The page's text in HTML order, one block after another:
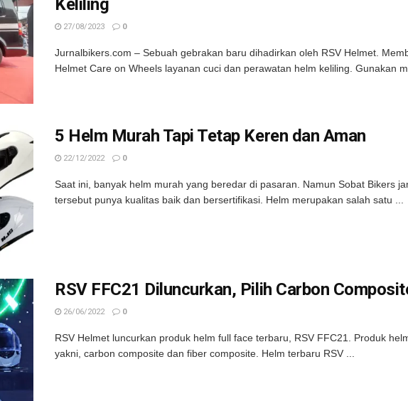
Keliling
27/08/2023 0
Jurnalbikers.com – Sebuah gebrakan baru dihadirkan oleh RSV Helmet.
Helmet Care on Wheels layanan cuci dan perawatan helm keliling. Gunakan
5 Helm Murah Tapi Tetap Keren dan Aman
22/12/2022 0
Saat ini, banyak helm murah yang beredar di pasaran. Namun Sobat Bikers
tersebut punya kualitas baik dan bersertifikasi. Helm merupakan salah satu ...
RSV FFC21 Diluncurkan, Pilih Carbon
26/06/2022 0
RSV Helmet luncurkan produk helm full face terbaru, RSV FFC21. Produk
yakni, carbon composite dan fiber composite. Helm terbaru RSV ...